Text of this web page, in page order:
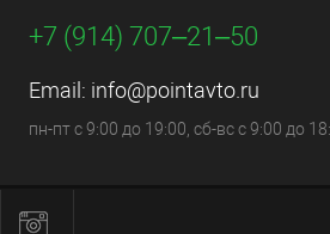
+7 (914) 707‒21‒50
Email: info@pointavto.ru
пн-пт с 9:00 до 19:00, сб-вс с 9:00 до